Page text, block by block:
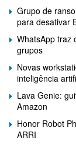
Grupo de
para desativar
WhatsApp traz
grupos
Novas
inteligência
Lava Genie:
Amazon
Honor Robot
ARRI